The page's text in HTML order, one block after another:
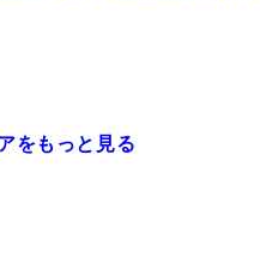
をもっと見る